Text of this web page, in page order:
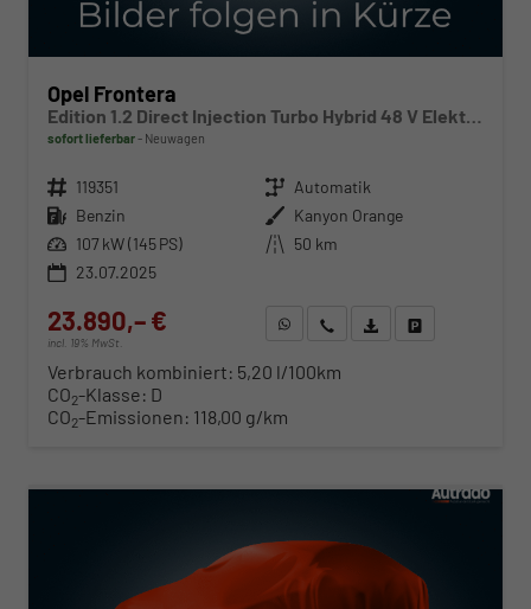
Opel Frontera
Edition 1.2 Direct Injection Turbo Hybrid 48 V Elektrisches 6-Ga
sofort lieferbar Neuwagen
Fahrzeugnr. 119351 Getriebe Automatik
Kraftstoff Benzin Außenfarbe Kanyon Orange
Leistung 107 kW (145 PS) Kilometerstand 50 km
23.07.2025
23.890,– €
incl. 19% MwSt.
WhatsApp anfragen
Wir rufen Sie anFahrzeugexposé (PDF)
Verbrauch kombiniert: 5,20 l/100km
CO2-Klasse: D
CO2-Emissionen: 118,00 g/km